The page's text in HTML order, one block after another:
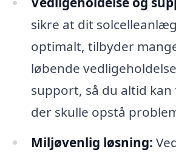
sikre at dit
optimalt, tilbyder
løbende
support, så du altid
der skulle opstå
Miljøvenlig løsning: